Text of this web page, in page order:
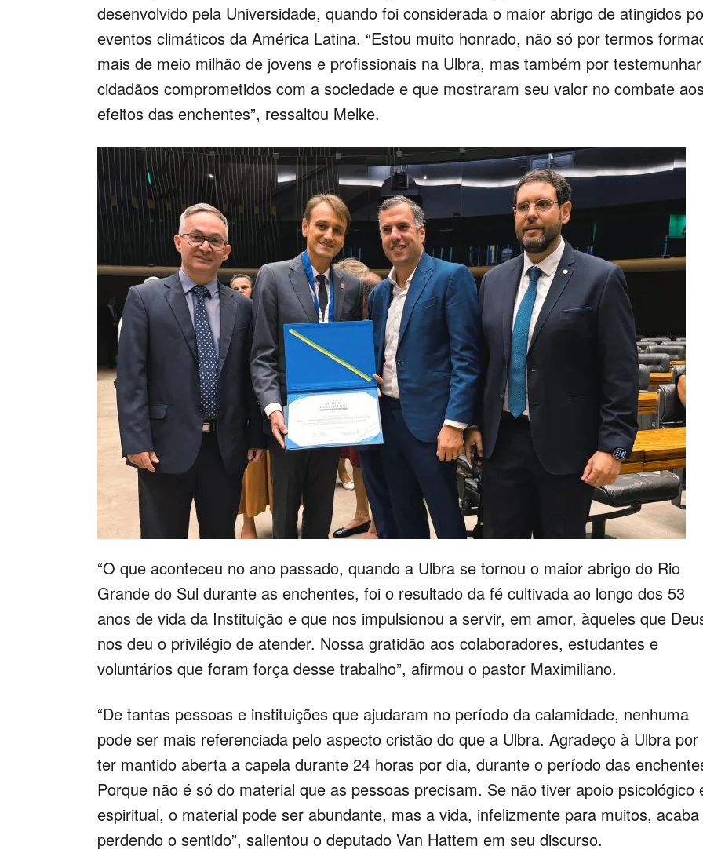
desenvolvido pela Universidade, quando foi considerada o maior abrigo de atingidos
eventos climáticos da América Latina. “Estou muito honrado, não só por termos
mais de meio milhão de jovens e profissionais na Ulbra, mas também por testemunhar
cidadãos comprometidos com a sociedade e que mostraram seu valor no combate
efeitos das enchentes”, ressaltou Melke.
“O que aconteceu no ano passado, quando a Ulbra se tornou o maior abrigo do Rio
Grande do Sul durante as enchentes, foi o resultado da fé cultivada ao longo dos 53
anos de vida da Instituição e que nos impulsionou a servir, em amor, àqueles que
nos deu o privilégio de atender. Nossa gratidão aos colaboradores, estudantes e
voluntários que foram força desse trabalho”, afirmou o pastor Maximiliano.
“De tantas pessoas e instituições que ajudaram no período da calamidade, nenhuma
pode ser mais referenciada pelo aspecto cristão do que a Ulbra. Agradeço à Ulbra por
ter mantido aberta a capela durante 24 horas por dia, durante o período das
Porque não é só do material que as pessoas precisam. Se não tiver apoio psicológico
espiritual, o material pode ser abundante, mas a vida, infelizmente para muitos, acaba
perdendo o sentido”, salientou o deputado Van Hattem em seu discurso.